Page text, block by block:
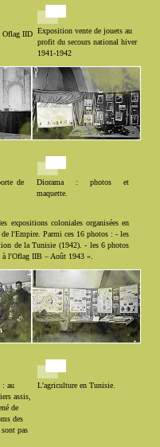
Oflag IID Exposition vente de jouets au
profit du secours national hiver
1941-1942
de
Diorama : photos et
maquette.
expositions coloniales organisées en
l'Empire. Parmi ces 16 photos : - les
de la Tunisie (1942). - les 6 photos
à l'Oflag IIB – Août 1943 ».
: au
assis,
de
des
pas
L'agriculture en Tunisie.